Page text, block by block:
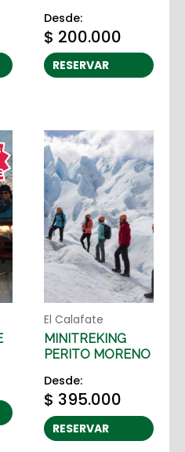
Desde:
$ 200.000
RESERVAR
El Calafate
MINITREKING
PERITO MORENO
Desde:
$ 395.000
RESERVAR